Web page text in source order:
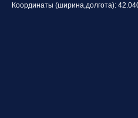
Координаты (ширина,долгота):